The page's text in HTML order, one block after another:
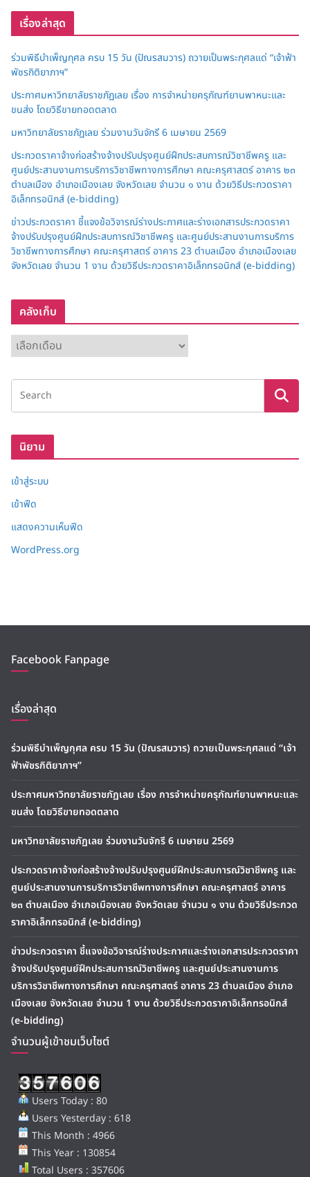
เรื่องล่าสุด
ร่วมพิธีบำเพ็ญกุศล ครบ 15 วัน (ปัณรสมวาร) ถวายเป็นพระกุศลแด่ “เจ้าฟ้า
พัชรกิติยาภาฯ”
ประกาศมหาวิทยาลัยราชภัฏเลย เรื่อง การจำหน่ายครุภัณฑ์ยานพาหนะและ
ขนส่ง โดยวิธีขายทอดตลาด
มหาวิทยาลัยราชภัฏเลย ร่วมงานวันจักรี 6 เมษายน 2569
ประกวดราคาจ้างก่อสร้างจ้างปรับปรุงศูนย์ฝึกประสบการณ์วิชาชีพครู และ
ศูนย์ประสานงานการบริการวิชาชีพทางการศึกษา คณะครุศาสตร์ อาคาร ๒๓
ตำบลเมือง อำเภอเมืองเลย จังหวัดเลย จำนวน ๑ งาน ด้วยวิธีประกวดราคา
อิเล็กทรอนิกส์ (e-bidding)
ข่าวประกวดราคา ชี้แจงข้อวิจารณ์ร่างประกาศและร่างเอกสารประกวดราคา
จ้างปรับปรุงศูนย์ฝึกประสบการณ์วิชาชีพครู และศูนย์ประสานงานการบริการ
วิชาชีพทางการศึกษา คณะครุศาสตร์ อาคาร 23 ตำบลเมือง อำเภอเมืองเลย
จังหวัดเลย จำนวน 1 งาน ด้วยวิธีประกวดราคาอิเล็กทรอนิกส์ (e-bidding)
คลังเก็บ
ลั
ง
ก็
นิยาม
เข้าสู่ระบบ
เข้าฟีด
แสดงความเห็นฟีด
WordPress.org
Facebook Fanpage
เรื่องล่าสุด
ร่วมพิธีบำเพ็ญกุศล ครบ 15 วัน (ปัณรสมวาร) ถวายเป็นพระกุศลแด่ “เจ้า
ฟ้าพัชรกิติยาภาฯ”
ประกาศมหาวิทยาลัยราชภัฏเลย เรื่อง การจำหน่ายครุภัณฑ์ยานพาหนะและ
ขนส่ง โดยวิธีขายทอดตลาด
มหาวิทยาลัยราชภัฏเลย ร่วมงานวันจักรี 6 เมษายน 2569
ประกวดราคาจ้างก่อสร้างจ้างปรับปรุงศูนย์ฝึกประสบการณ์วิชาชีพครู และ
ศูนย์ประสานงานการบริการวิชาชีพทางการศึกษา คณะครุศาสตร์ อาคาร
๒๓ ตำบลเมือง อำเภอเมืองเลย จังหวัดเลย จำนวน ๑ งาน ด้วยวิธีประกวด
ราคาอิเล็กทรอนิกส์ (e-bidding)
ข่าวประกวดราคา ชี้แจงข้อวิจารณ์ร่างประกาศและร่างเอกสารประกวดราคา
จ้างปรับปรุงศูนย์ฝึกประสบการณ์วิชาชีพครู และศูนย์ประสานงานการ
บริการวิชาชีพทางการศึกษา คณะครุศาสตร์ อาคาร 23 ตำบลเมือง อำเภอ
เมืองเลย จังหวัดเลย จำนวน 1 งาน ด้วยวิธีประกวดราคาอิเล็กทรอนิกส์
(e-bidding)
จำนวนผู้เข้าชมเว็บไซต์
Users Today : 80
Users Yesterday : 618
This Month : 4966
This Year : 130854
Total Users : 357606